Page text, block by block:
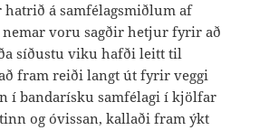
á samfélagsmiðlum af
voru sagðir hetjur fyrir að
síðustu viku hafði leitt til
fram reiði langt út fyrir veggi
í bandarísku samfélagi í kjölfar
og óvissan, kallaði fram ýkt